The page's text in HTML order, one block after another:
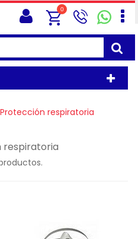
0
Protección respiratoria
respiratoria